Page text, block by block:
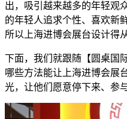
出，吸引越来越多的年轻观
的年轻人追求个性、喜欢新
所以上海进博会展台设计得
下面，我们就跟随【圆桌国
哪些方法能让上海进博会展
光，让他们愿意停下来、参